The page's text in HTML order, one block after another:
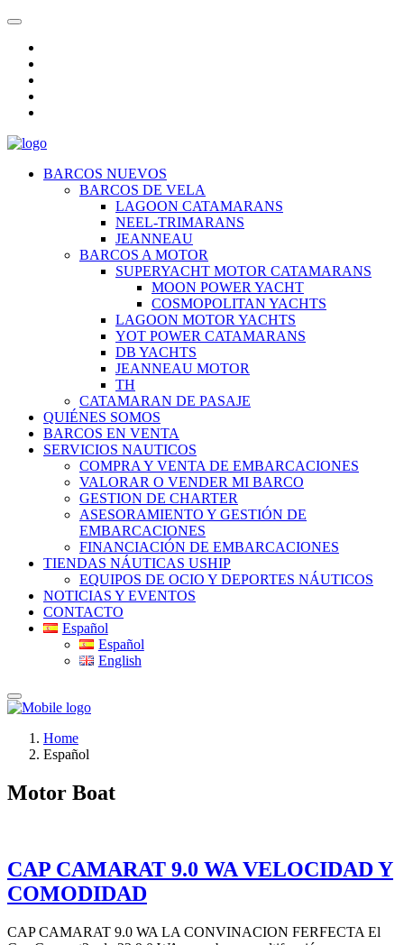
BARCOS NUEVOS
BARCOS DE VELA
LAGOON CATAMARANS
NEEL-TRIMARANS
JEANNEAU
BARCOS A MOTOR
SUPERYACHT MOTOR CATAMARANS
MOON POWER YACHT
COSMOPOLITAN YACHTS
LAGOON MOTOR YACHTS
YOT POWER CATAMARANS
DB YACHTS
JEANNEAU MOTOR
TH
CATAMARAN DE PASAJE
QUIÉNES SOMOS
BARCOS EN VENTA
SERVICIOS NAUTICOS
COMPRA Y VENTA DE EMBARCACIONES
VALORAR O VENDER MI BARCO
GESTION DE CHARTER
ASESORAMIENTO Y GESTIÓN DE
EMBARCACIONES
FINANCIACIÓN DE EMBARCACIONES
TIENDAS NÁUTICAS USHIP
EQUIPOS DE OCIO Y DEPORTES NÁUTICOS
NOTICIAS Y EVENTOS
CONTACTO
Español
Español
English
Home
Español
Motor Boat
CAP CAMARAT 9.0 WA VELOCIDAD Y
COMODIDAD
CAP CAMARAT 9.0 WA LA CONVINACION FERFECTA El